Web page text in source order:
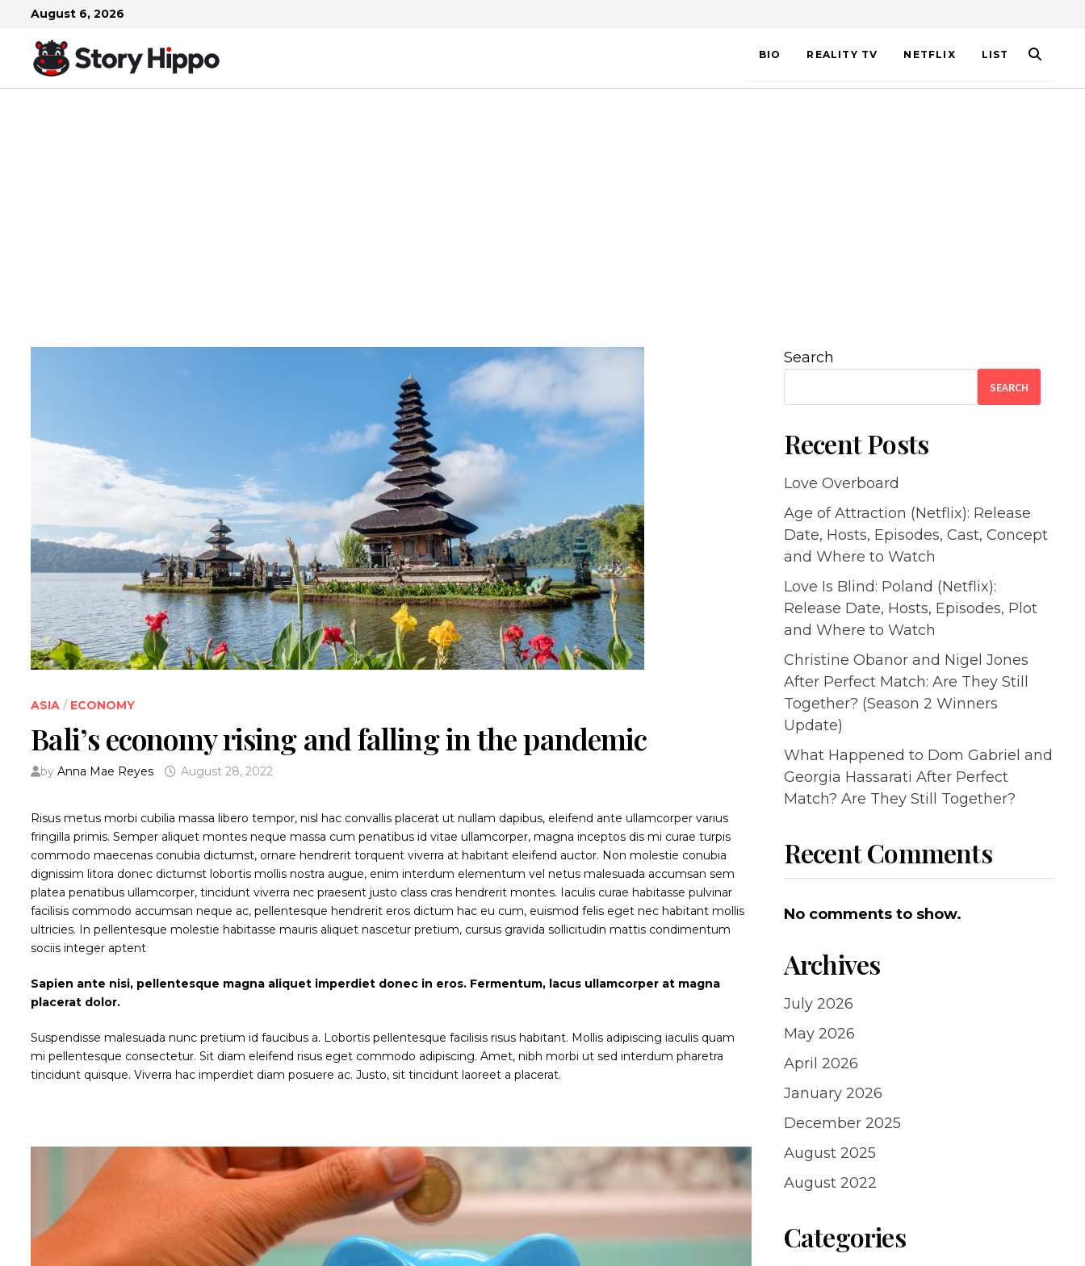
content
August 6, 2026
BIO REALITY TV NETFLIX LIST
ASIA / ECONOMY
Bali’s economy rising and falling in the pandemic
byAnna Mae Reyes August 28, 2022
Risus metus morbi cubilia massa libero tempor, nisl hac convallis placerat ut nullam dapibus, eleifend ante ullamcorper varius
fringilla primis. Semper aliquet montes neque massa cum penatibus id vitae ullamcorper, magna inceptos dis mi curae turpis
commodo maecenas conubia dictumst, ornare hendrerit torquent viverra at habitant eleifend auctor. Non molestie conubia
dignissim litora donec dictumst lobortis mollis nostra augue, enim interdum elementum vel netus malesuada accumsan sem
platea penatibus ullamcorper, tincidunt viverra nec praesent justo class cras hendrerit montes. Iaculis curae habitasse pulvinar
facilisis commodo accumsan neque ac, pellentesque hendrerit eros dictum hac eu cum, euismod felis eget nec habitant mollis
ultricies. In pellentesque molestie habitasse mauris aliquet nascetur pretium, cursus gravida sollicitudin mattis condimentum
sociis integer aptent
Sapien ante nisi, pellentesque magna aliquet imperdiet donec in eros. Fermentum, lacus ullamcorper at magna
placerat dolor.
Suspendisse malesuada nunc pretium id faucibus a. Lobortis pellentesque facilisis risus habitant. Mollis adipiscing iaculis quam
mi pellentesque consectetur. Sit diam eleifend risus eget commodo adipiscing. Amet, nibh morbi ut sed interdum pharetra
tincidunt quisque. Viverra hac imperdiet diam posuere ac. Justo, sit tincidunt laoreet a placerat.
Search
SEARCH
Recent Posts
Love Overboard
Age of Attraction (Netflix): Release
Date, Hosts, Episodes, Cast, Concept
and Where to Watch
Love Is Blind: Poland (Netflix):
Release Date, Hosts, Episodes, Plot
and Where to Watch
Christine Obanor and Nigel Jones
After Perfect Match: Are They Still
Together? (Season 2 Winners
Update)
What Happened to Dom Gabriel and
Georgia Hassarati After Perfect
Match? Are They Still Together?
Recent Comments
No comments to show.
Archives
July 2026
May 2026
April 2026
January 2026
December 2025
August 2025
August 2022
Categories